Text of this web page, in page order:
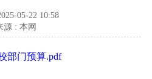
05-22 10:58
源 : 本网
部门预算.pdf